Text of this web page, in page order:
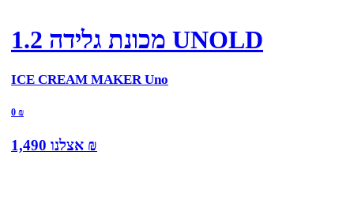
מכונת גלידה 1.2 UNOLD
ICE CREAM MAKER Uno
0 ₪
אצלנו 1,490 ₪